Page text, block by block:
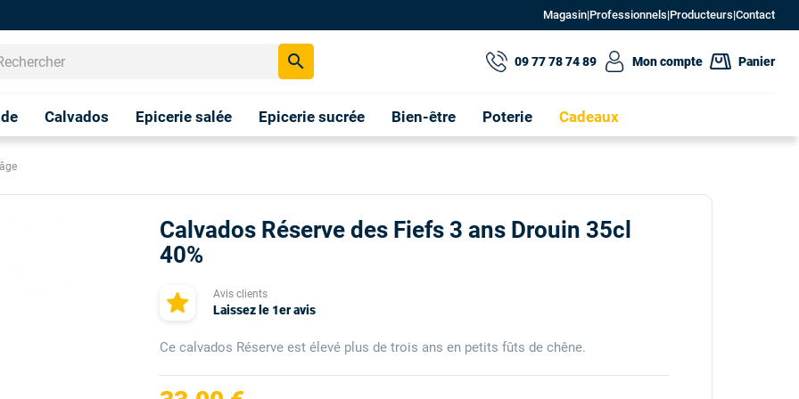
Magasin|Professionnels|Producteurs|Contact
search
Calvados Epicerie salée Epicerie sucrée Bien-être Poterie Cadeaux
09 77 78 74 89 Mon compte Panier
Calvados Réserve des Fiefs 3 ans Drouin 35cl
40%
Avis clients
Laissez le 1er avis
Ce calvados Réserve est élevé plus de trois ans en petits fûts de chêne.